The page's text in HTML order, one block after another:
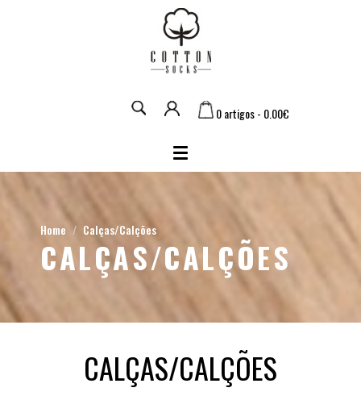
0 artigos - 0.00€
Home Calças/Calções
CALÇAS/CALÇÕES
CALÇAS/CALÇÕES